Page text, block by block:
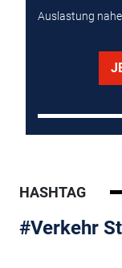
Auslastung
HASHTAG
#Verkehr